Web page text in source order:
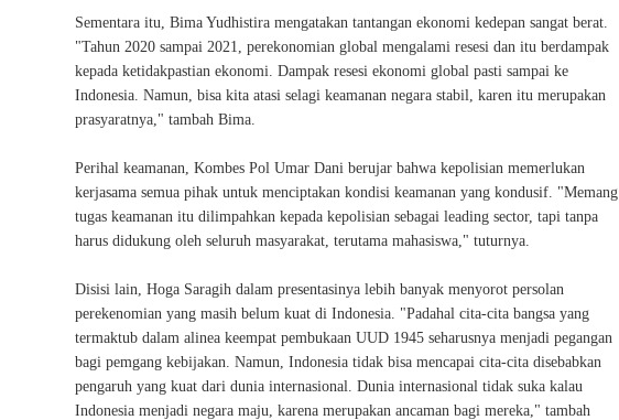
Sementara itu, Bima Yudhistira mengatakan tantangan ekonomi kedepan sangat berat.
"Tahun 2020 sampai 2021, perekonomian global mengalami resesi dan itu berdampak
kepada ketidakpastian ekonomi. Dampak resesi ekonomi global pasti sampai ke
Indonesia. Namun, bisa kita atasi selagi keamanan negara stabil, karen itu merupakan
prasyaratnya," tambah Bima.
Perihal keamanan, Kombes Pol Umar Dani berujar bahwa kepolisian memerlukan
kerjasama semua pihak untuk menciptakan kondisi keamanan yang kondusif. "Memang
tugas keamanan itu dilimpahkan kepada kepolisian sebagai leading sector, tapi tanpa
harus didukung oleh seluruh masyarakat, terutama mahasiswa," tuturnya.
Disisi lain, Hoga Saragih dalam presentasinya lebih banyak menyorot persolan
perekenomian yang masih belum kuat di Indonesia. "Padahal cita-cita bangsa yang
termaktub dalam alinea keempat pembukaan UUD 1945 seharusnya menjadi pegangan
bagi pemgang kebijakan. Namun, Indonesia tidak bisa mencapai cita-cita disebabkan
pengaruh yang kuat dari dunia internasional. Dunia internasional tidak suka kalau
Indonesia menjadi negara maju, karena merupakan ancaman bagi mereka," tambah